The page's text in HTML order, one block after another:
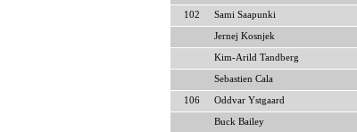
102 Sami Saapunki
Jernej Kosnjek
Kim-Arild Tandberg
Sebastien Cala
106 Oddvar Ystgaard
Buck Bailey